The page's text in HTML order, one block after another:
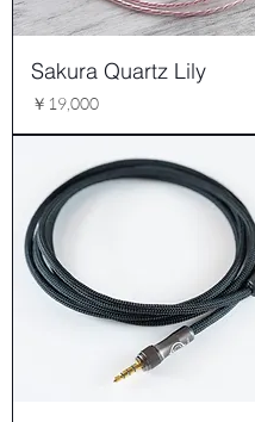
Sakura Quartz Lily
価格
￥19,000